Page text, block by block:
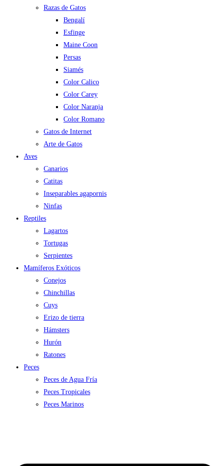
Razas de Gatos
Bengalí
Esfinge
Maine Coon
Persas
Siamés
Color Calico
Color Carey
Color Naranja
Color Romano
Gatos de Internet
Arte de Gatos
Aves
Canarios
Catitas
Inseparables agapornis
Ninfas
Reptiles
Lagartos
Tortugas
Serpientes
Mamíferos Exóticos
Conejos
Chinchillas
Cuys
Erizo de tierra
Hámsters
Hurón
Ratones
Peces
Peces de Agua Fría
Peces Tropicales
Peces Marinos